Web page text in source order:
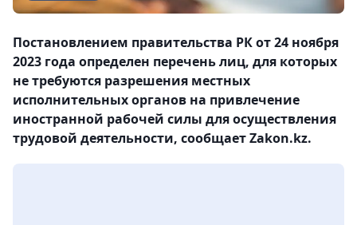
Постановлением правительства РК от 24 ноября
2023 года определен перечень лиц, для которых
не требуются разрешения местных
исполнительных органов на привлечение
иностранной рабочей силы для осуществления
трудовой деятельности, сообщает Zakon.kz.